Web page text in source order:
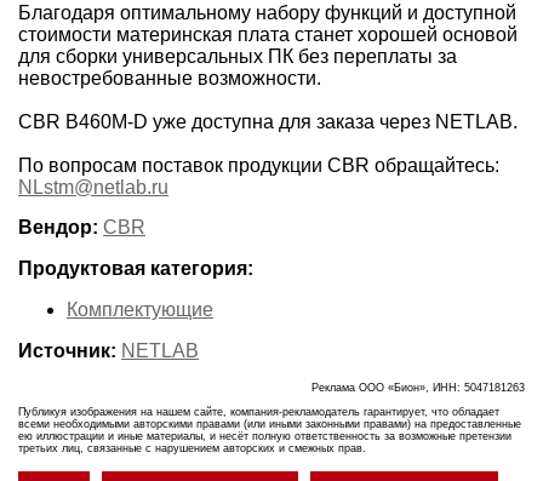
Благодаря оптимальному набору функций и доступной
стоимости материнская плата станет хорошей основой
для сборки универсальных ПК без переплаты за
невостребованные возможности.
CBR B460M-D уже доступна для заказа через NETLAB.
По вопросам поставок продукции CBR обращайтесь:
NLstm@netlab.ru
Вендор: CBR
Продуктовая категория:
Комплектующие
Источник: NETLAB
Реклама ООО «Бион», ИНН: 5047181263
Публикуя изображения на нашем сайте, компания-рекламодатель гарантирует, что обладает
всеми необходимыми авторскими правами (или иными законными правами) на предоставленные
ею иллюстрации и иные материалы, и несёт полную ответственность за возможные претензии
третьих лиц, связанные с нарушением авторских и смежных прав.